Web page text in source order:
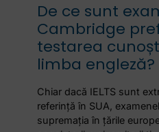
De ce sunt
Cambridge
testarea
limba engleză?
Chiar dacă IELTS sunt
referință în SUA,
supremația în țările